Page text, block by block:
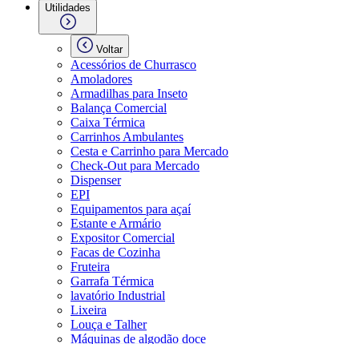
Utilidades
Voltar
Acessórios de Churrasco
Amoladores
Armadilhas para Inseto
Balança Comercial
Caixa Térmica
Carrinhos Ambulantes
Cesta e Carrinho para Mercado
Check-Out para Mercado
Dispenser
EPI
Equipamentos para açaí
Estante e Armário
Expositor Comercial
Facas de Cozinha
Fruteira
Garrafa Térmica
lavatório Industrial
Lixeira
Louça e Talher
Máquinas de algodão doce